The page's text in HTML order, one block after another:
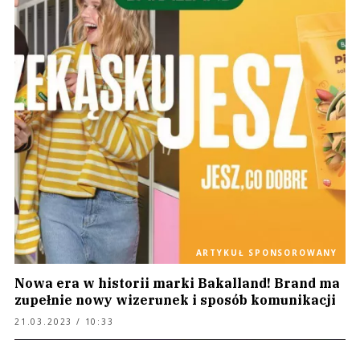
ARTYKUŁ SPONSOROWANY
Nowa era w historii marki Bakalland! Brand ma
zupełnie nowy wizerunek i sposób komunikacji
21.03.2023 / 10:33